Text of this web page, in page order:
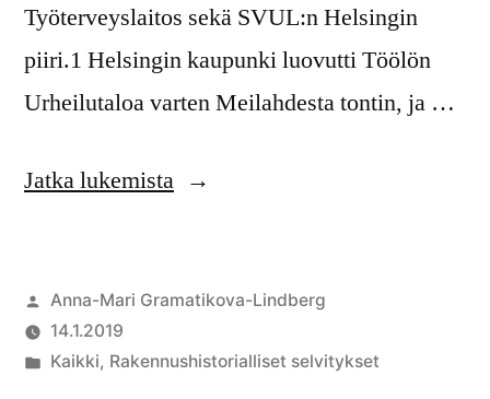
Työterveyslaitos sekä SVUL:n Helsingin
piiri.1 Helsingin kaupunki luovutti Töölön
Urheilutaloa varten Meilahdesta tontin, ja …
Jatka lukemista
Anna-Mari Gramatikova-Lindberg
14.1.2019
Kaikki, Rakennushistorialliset selvitykset